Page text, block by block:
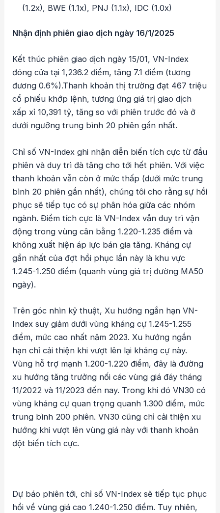
(1.2x), BWE (1.1x), PNJ (1.1x), IDC (1.0x)
Nhận định phiên giao dịch ngày 16/1/2025
Kết thúc phiên giao dịch ngày 15/01, VN-Index
đóng cửa tại 1,236.2 điểm, tăng 7.1 điểm (tương
đương 0.6%).Thanh khoản thị trường đạt 467 triệu
cổ phiếu khớp lệnh, tương ứng giá trị giao dịch
xấp xỉ 10,391 tỷ, tăng so với phiên trước đó và ở
dưới ngưỡng trung bình 20 phiên gần nhất.
Chỉ số VN-Index ghi nhận diễn biến tích cực từ đầu
phiên và duy trì đà tăng cho tới hết phiên. Với việc
thanh khoản vẫn còn ở mức thấp (dưới mức trung
bình 20 phiên gần nhất), chúng tôi cho rằng sự hồi
phục sẽ tiếp tục có sự phân hóa giữa các nhóm
ngành. Điểm tích cực là VN-Index vẫn duy trì vận
động trong vùng cân bằng 1.220-1.235 điểm và
không xuất hiện áp lực bán gia tăng. Kháng cự
gần nhất của đợt hồi phục lần này là khu vực
1.245-1.250 điểm (quanh vùng giá trị đường MA50
ngày).
Trên góc nhìn kỹ thuật, Xu hướng ngắn hạn VN-
Index suy giảm dưới vùng kháng cự 1.245-1.255
điểm, mức cao nhất năm 2023. Xu hướng ngắn
hạn chỉ cải thiện khi vượt lên lại kháng cự này.
Vùng hỗ trợ mạnh 1.200-1.220 điểm, đây là đường
xu hướng tăng trưởng nối các vùng giá đáy tháng
11/2022 và 11/2023 đến nay. Trong khi đó VN30 có
vùng kháng cự quan trọng quanh 1.300 điểm, mức
trung bình 200 phiên. VN30 cũng chỉ cải thiện xu
hướng khi vượt lên vùng giá này với thanh khoản
đột biến tích cực.
Dự báo phiên tới, chỉ số VN-Index sẽ tiếp tục phục
hồi về vùng giá cao 1.240-1.250 điểm. Tuy nhiên,